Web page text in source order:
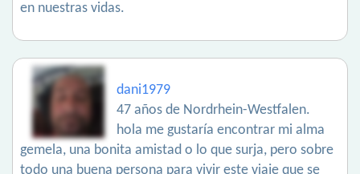
en nuestras vidas.
dani1979
47 años de Nordrhein-Westfalen.
hola me gustaría encontrar mi alma
gemela, una bonita amistad o lo que surja, pero sobre
todo una buena persona para vivir este viaje que se